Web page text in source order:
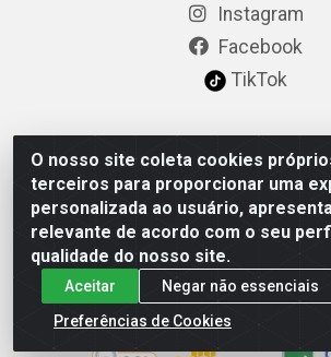
O nosso site coleta cookies
terceiros para proporcionar uma
personalizada ao usuário,
relevante de acordo com o seu
qualidade do nosso site.
Aceitar
Negar não essenciais
Preferências de Cookies
Instagram
Facebook
TikTok
Baixe já nosso
Site Seguro